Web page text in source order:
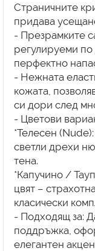
Страничните
придава
- Презрамките
регулируеми по
перфектно
- Нежната
кожата,
си дори след
- Цветови
*Телесен
светли дрехи
тена.
*Капучино /
цвят –
класически
- Подходящ за:
поддръжка,
елегантен